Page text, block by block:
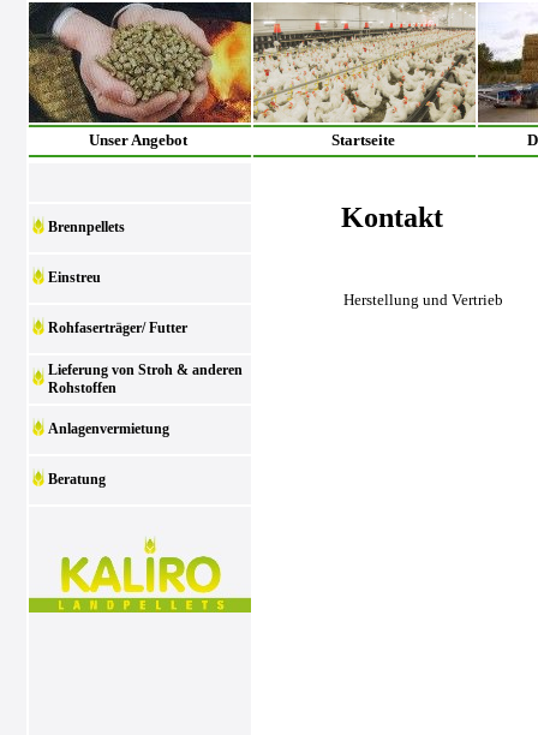
Unser Angebot Startseite
Brennpellets
Einstreu
Rohfaserträger/ Futter
Lieferung von Stroh & anderen
Rohstoffen
Anlagenvermietung
Beratung
Kontakt
Herstellung und Vertrieb